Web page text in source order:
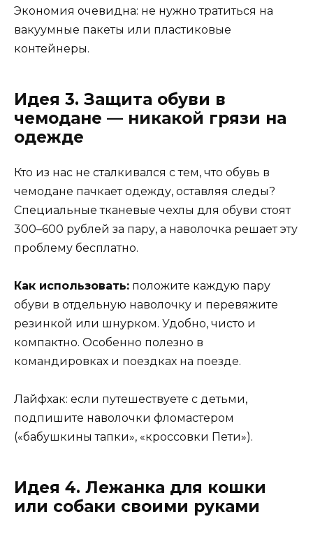
Экономия очевидна: не нужно тратиться на
вакуумные пакеты или пластиковые
контейнеры.
Идея 3. Защита обуви в
чемодане — никакой грязи на
одежде
Кто из нас не сталкивался с тем, что обувь в
чемодане пачкает одежду, оставляя следы?
Специальные тканевые чехлы для обуви стоят
300–600 рублей за пару, а наволочка решает эту
проблему бесплатно.
Как использовать: положите каждую пару
обуви в отдельную наволочку и перевяжите
резинкой или шнурком. Удобно, чисто и
компактно. Особенно полезно в
командировках и поездках на поезде.
Лайфхак: если путешествуете с детьми,
подпишите наволочки фломастером
(«бабушкины тапки», «кроссовки Пети»).
Идея 4. Лежанка для кошки
или собаки своими руками